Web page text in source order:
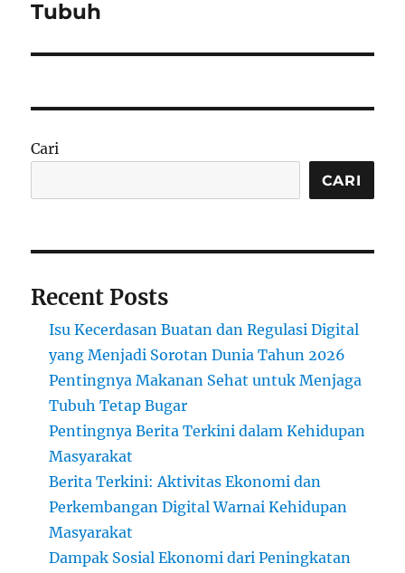
Tubuh
Cari
CARI
Recent Posts
Isu Kecerdasan Buatan dan Regulasi Digital
yang Menjadi Sorotan Dunia Tahun 2026
Pentingnya Makanan Sehat untuk Menjaga
Tubuh Tetap Bugar
Pentingnya Berita Terkini dalam Kehidupan
Masyarakat
Berita Terkini: Aktivitas Ekonomi dan
Perkembangan Digital Warnai Kehidupan
Masyarakat
Dampak Sosial Ekonomi dari Peningkatan